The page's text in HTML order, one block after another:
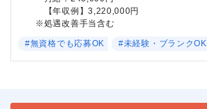
【年収例】3,220,000円
※処遇改善手当含む
#無資格でも応募OK #未経験・ブランクOK